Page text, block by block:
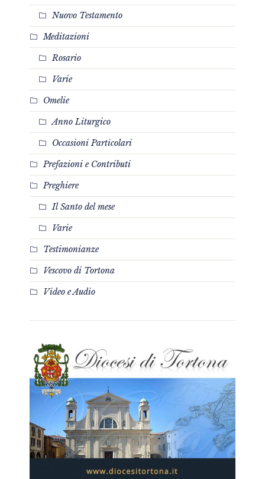
Nuovo Testamento
Meditazioni
Rosario
Varie
Omelie
Anno Liturgico
Occasioni Particolari
Prefazioni e Contributi
Preghiere
Il Santo del mese
Varie
Testimonianze
Vescovo di Tortona
Video e Audio